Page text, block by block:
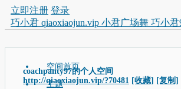
立即注册 登录
巧小君 qiaoxiaojun.vip 小君广场舞 巧小
coachpanty97的个人空间
http://qiaoxiaojun.vip/?70481 [收藏] [复制]
空间首页
主题